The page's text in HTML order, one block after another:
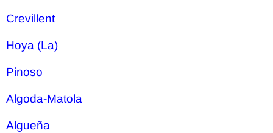
Crevillent
Hoya (La)
Pinoso
Algoda-Matola
Algueña